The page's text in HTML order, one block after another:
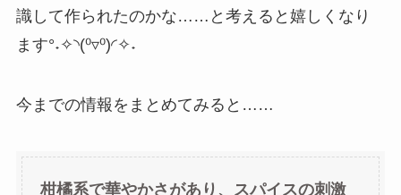
識して作られたのかな……と考えると嬉しくなり
ます°˖✧◝(⁰▿⁰)◜✧˖
今までの情報をまとめてみると……
柑橘系で華やかさがあり、スパイスの刺激